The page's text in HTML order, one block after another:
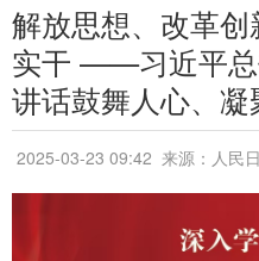
解放思想、改革
实干 ——习近平总
讲话鼓舞人心、凝
2025-03-23 09:42 来源：人民